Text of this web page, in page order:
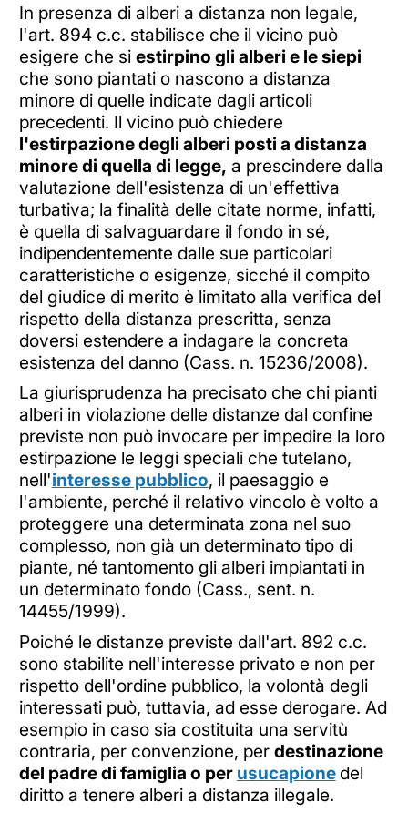
In presenza di alberi a distanza non legale,
l'art. 894 c.c. stabilisce che il vicino può
esigere che si estirpino gli alberi e le siepi
che sono piantati o nascono a distanza
minore di quelle indicate dagli articoli
precedenti. Il vicino può chiedere
l'estirpazione degli alberi posti a distanza
minore di quella di legge, a prescindere dalla
valutazione dell'esistenza di un'effettiva
turbativa; la finalità delle citate norme, infatti,
è quella di salvaguardare il fondo in sé,
indipendentemente dalle sue particolari
caratteristiche o esigenze, sicché il compito
del giudice di merito è limitato alla verifica del
rispetto della distanza prescritta, senza
doversi estendere a indagare la concreta
esistenza del danno (Cass. n. 15236/2008).
La giurisprudenza ha precisato che chi pianti
alberi in violazione delle distanze dal confine
previste non può invocare per impedire la loro
estirpazione le leggi speciali che tutelano,
nell'interesse pubblico, il paesaggio e
l'ambiente, perché il relativo vincolo è volto a
proteggere una determinata zona nel suo
complesso, non già un determinato tipo di
piante, né tantomento gli alberi impiantati in
un determinato fondo (Cass., sent. n.
14455/1999).
Poiché le distanze previste dall'art. 892 c.c.
sono stabilite nell'interesse privato e non per
rispetto dell'ordine pubblico, la volontà degli
interessati può, tuttavia, ad esse derogare. Ad
esempio in caso sia costituita una servitù
contraria, per convenzione, per destinazione
del padre di famiglia o per usucapione del
diritto a tenere alberi a distanza illegale.